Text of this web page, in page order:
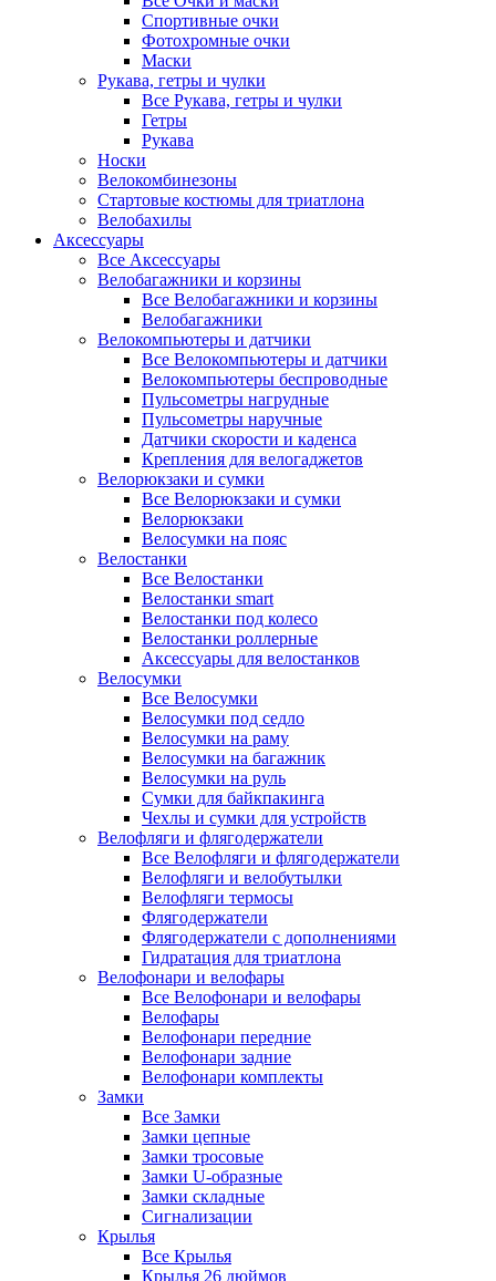
Спортивные очки
Фотохромные очки
Маски
Рукава, гетры и чулки
Все Рукава, гетры и чулки
Гетры
Рукава
Носки
Велокомбинезоны
Стартовые костюмы для триатлона
Велобахилы
Аксессуары
Все Аксессуары
Велобагажники и корзины
Все Велобагажники и корзины
Велобагажники
Велокомпьютеры и датчики
Все Велокомпьютеры и датчики
Велокомпьютеры беспроводные
Пульсометры нагрудные
Пульсометры наручные
Датчики скорости и каденса
Крепления для велогаджетов
Велорюкзаки и сумки
Все Велорюкзаки и сумки
Велорюкзаки
Велосумки на пояс
Велостанки
Все Велостанки
Велостанки smart
Велостанки под колесо
Велостанки роллерные
Аксессуары для велостанков
Велосумки
Все Велосумки
Велосумки под седло
Велосумки на раму
Велосумки на багажник
Велосумки на руль
Сумки для байкпакинга
Чехлы и сумки для устройств
Велофляги и флягодержатели
Все Велофляги и флягодержатели
Велофляги и велобутылки
Велофляги термосы
Флягодержатели
Флягодержатели с дополнениями
Гидратация для триатлона
Велофонари и велофары
Все Велофонари и велофары
Велофары
Велофонари передние
Велофонари задние
Велофонари комплекты
Замки
Все Замки
Замки цепные
Замки тросовые
Замки U-образные
Замки складные
Сигнализации
Крылья
Все Крылья
Крылья 26 дюймов